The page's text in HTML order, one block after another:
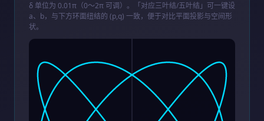
δ 单位为 0.01π（0～2π 可调）。「对应三叶结/五叶结」可一键设
a、b，与下方环面纽结的 (p,q) 一致，便于对比平面投影与空间形
状。